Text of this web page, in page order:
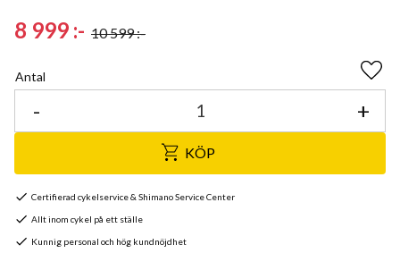
Nedsatt pris:
8 999 :- Ordinarie pris:
10 599:-
Antal
+
-
KÖP
Certifierad cykelservice & Shimano Service Center
Allt inom cykel på ett ställe
Kunnig personal och hög kundnöjdhet